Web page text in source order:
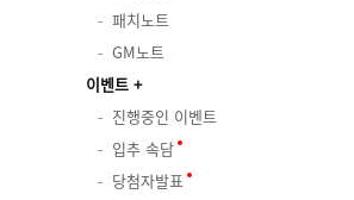
패치노트
GM노트
이벤트
진행중인 이벤트
입추 속담
당첨자발표